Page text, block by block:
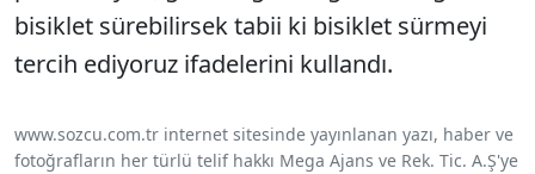
bisiklet sürebilirsek tabii ki bisiklet sürmeyi
tercih ediyoruz ifadelerini kullandı.
www.sozcu.com.tr internet sitesinde yayınlanan yazı, haber ve
fotoğrafların her türlü telif hakkı Mega Ajans ve Rek. Tic. A.Ş'ye